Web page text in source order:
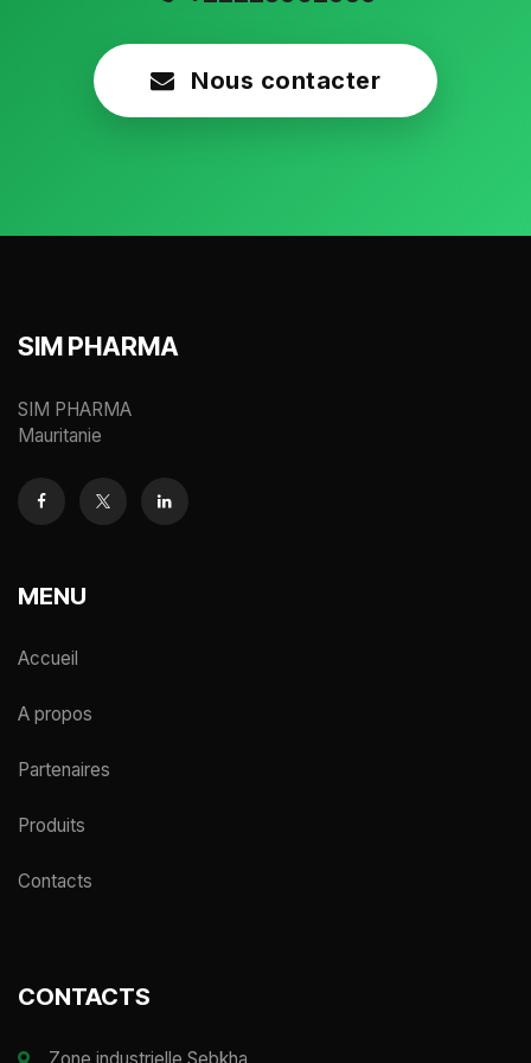
Nous contacter
SIM PHARMA
SIM PHARMA
Mauritanie
MENU
Accueil
A propos
Partenaires
Produits
Contacts
CONTACTS